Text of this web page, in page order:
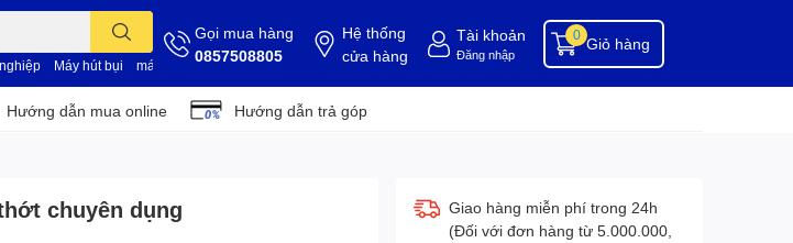
Máy hút bụi máy vệ sinh nhà xưởng dụng cụ buồng phòng dụng cụ vệ sinh hóa chất tẩy rửa hóa chất vệ sinh
Gọi mua hàng
0857508805
Hệ thống
cửa hàng
Tài khoản
Đăng nhập
Giỏ hàng
0
Hướng dẫn mua online Hướng dẫn trả góp
chuyên dụng
Giao hàng miễn phí trong 24h
(Đối với đơn hàng từ 5.000.000,